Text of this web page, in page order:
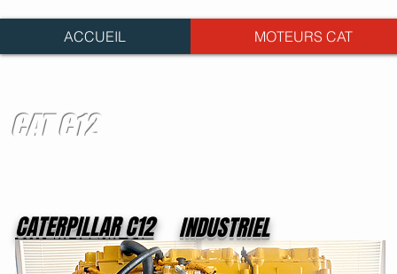
ACCUEIL MOTEURS CAT
CAT C12
CATERPILLAR C12 INDUSTRIEL